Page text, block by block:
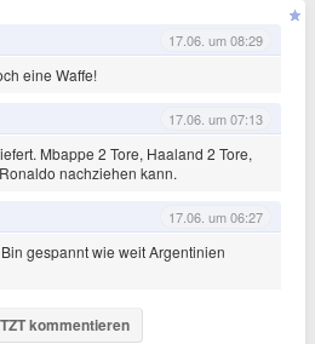
17.06. um 08:29
eine Waffe!
17.06. um 07:13
Mbappe 2 Tore, Haaland 2 Tore,
nachziehen kann.
17.06. um 06:27
gespannt wie weit Argentinien
kommentieren